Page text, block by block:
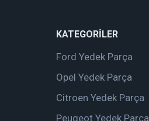
KATEGORİLER
Ford Yedek Parça
Opel Yedek Parça
Citroen Yedek Parça
Peugeot Yedek Parça